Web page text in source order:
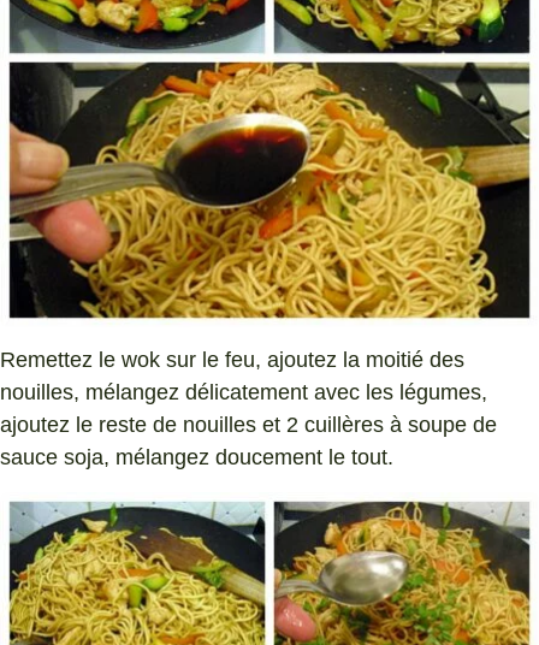
Remettez le wok sur le feu, ajoutez la moitié des
nouilles, mélangez délicatement avec les légumes,
ajoutez le reste de nouilles et 2 cuillères à soupe de
sauce soja, mélangez doucement le tout.